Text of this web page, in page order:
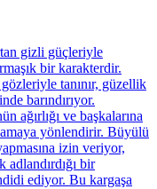
gizli güçleriyle
bir karakterdir.
tanınır, güzellik
barındırıyor.
ağırlığı ve başkalarına
yönlendirir. Büyülü
izin veriyor,
adlandırdığı bir
ediyor. Bu kargaşa